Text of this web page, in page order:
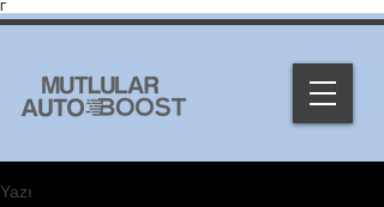
Γ
Yazı